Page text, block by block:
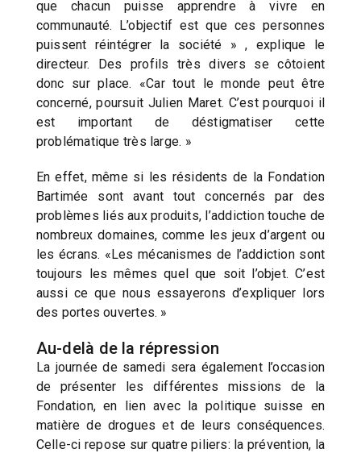
que chacun puisse apprendre à vivre en
communauté. L’objectif est que ces personnes
puissent réintégrer la société » , explique le
directeur. Des profils très divers se côtoient
donc sur place. «Car tout le monde peut être
concerné, poursuit Julien Maret. C’est pourquoi il
est important de déstigmatiser cette
problématique très large. »
En effet, même si les résidents de la Fondation
Bartimée sont avant tout concernés par des
problèmes liés aux produits, l’addiction touche de
nombreux domaines, comme les jeux d’argent ou
les écrans. «Les mécanismes de l’addiction sont
toujours les mêmes quel que soit l’objet. C’est
aussi ce que nous essayerons d’expliquer lors
des portes ouvertes. »
Au-delà de la répression
La journée de samedi sera également l’occasion
de présenter les différentes missions de la
Fondation, en lien avec la politique suisse en
matière de drogues et de leurs conséquences.
Celle-ci repose sur quatre piliers: la prévention, la